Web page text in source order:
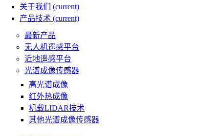
关于我们 (current)
产品技术 (current)
最新产品
无人机遥感平台
近地遥感平台
光谱成像传感器
高光谱成像
红外热成像
机载LIDAR技术
其他光谱成像传感器